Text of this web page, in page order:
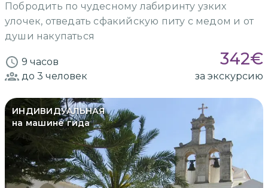
Побродить по чудесному лабиринту узких
улочек, отведать сфакийскую питу с медом и от
души накупаться
9 часов 342€
до 3 человек за экскурсию
ИНДИВИДУАЛЬНАЯ
на машине гида